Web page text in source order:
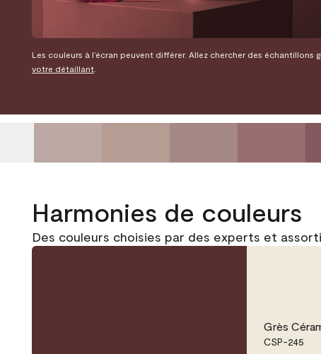
Les couleurs à l’écran peuvent différer. Allez chercher des échantillons
votre détaillant
Harmonies de couleurs
Des couleurs choisies par des experts et
Grès
CSP-245